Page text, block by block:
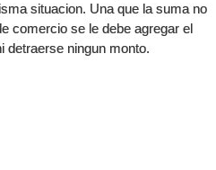
situacion. Una que la suma no
comercio se le debe agregar el
detraerse ningun monto.